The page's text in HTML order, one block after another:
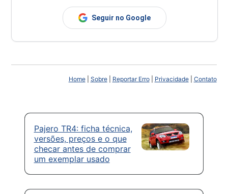
Seguir no Google
Home| Sobre| Reportar Erro| Privacidade| Contato
Pajero TR4: ficha técnica,
versões, preços e o que
checar antes de comprar
um exemplar usado